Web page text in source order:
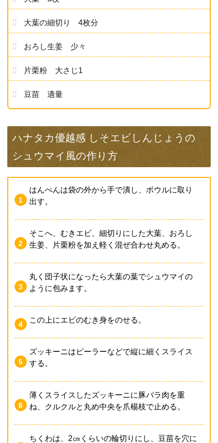
大葉の細切り 4枚分
おろし生姜 少々
片栗粉 大さじ1
豆苗 適量
ハナタカ優越感 しそエビしんじょうの
シュウマイ風の作り方
はんぺんは袋の外から手で潰し、ボウルに取り
出す。
そこへ、むきエビ、細切りにした大葉、おろし
生姜、片栗粉を加え軽く混ぜ合わせ丸める。
丸く団子状になったら大葉の葉でシュウマイの
ように包みます。
この上にエビのむき身をのせる。
ズッキーニはピーラーなどで縦に細くスライス
する。
薄くスライスしたズッキーニに豚バラ肉を重
ね、クルクルと丸め中央を爪楊枝で止める。
ちくわは、2㎝くらいの輪切りにし、豆苗を穴に